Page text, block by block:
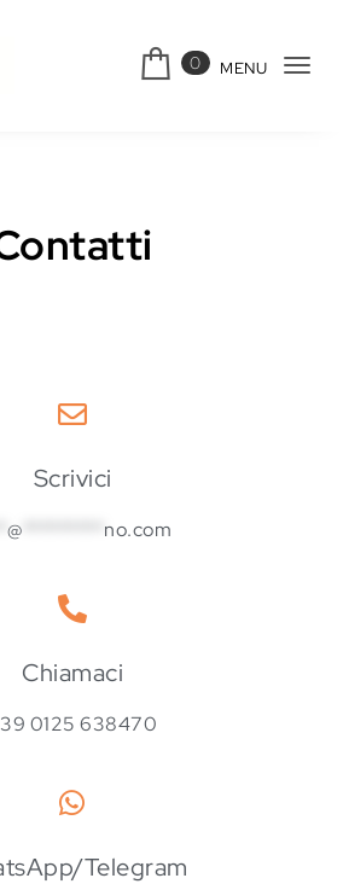
0 MENU
Scrivici
@ no.com
Chiamaci
0125 638470
Telegram